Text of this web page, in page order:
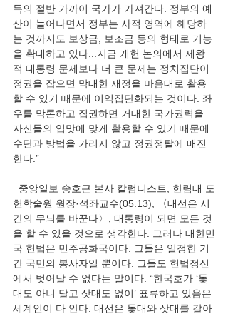
득의 절반 가까이 국가가 가져간다. 정부의 예
산이 늘어나면서 정부는 사적 영역에 해당하
는 것까지도 보상금, 보조금 등의 형태로 기능
을 확대하고 있다...지금 개헌 논의에서 제왕
적 대통령 문제보다 더 큰 문제는 정치집단이
정권을 잡으면 막대한 재정을 마음대로 활용
할 수 있기 때문에 이익집단화되는 것이다. 좌
우를 막론하고 집권하면 거대한 국가권력을
자신들의 입맛에 맞게 활용할 수 있기 때문에
수단과 방법을 가리지 않고 정권쟁탈에 매진
한다.”
중앙일보 송호근 본사 칼럼니스트, 한림대 도
헌학술원 원장·석좌교수(05.13), 〈대선은 시
간의 무늬를 바꾼다〉, 대통령이 되면 모든 것
을 할 수 있을 것으로 생각한다. 그러나 대한민
국 헌법은 민주공화국이다. 그들은 일정한 기
간 국민의 봉사자일 뿐이다. 그들도 헌법정신
에서 벗어날 수 없다는 말이다. “한국호가 ‘돛
대도 아니 달고 삿대도 없이’ 표류하고 있음은
세계인이 다 안다. 대선은 돛대와 삿대를 갈아